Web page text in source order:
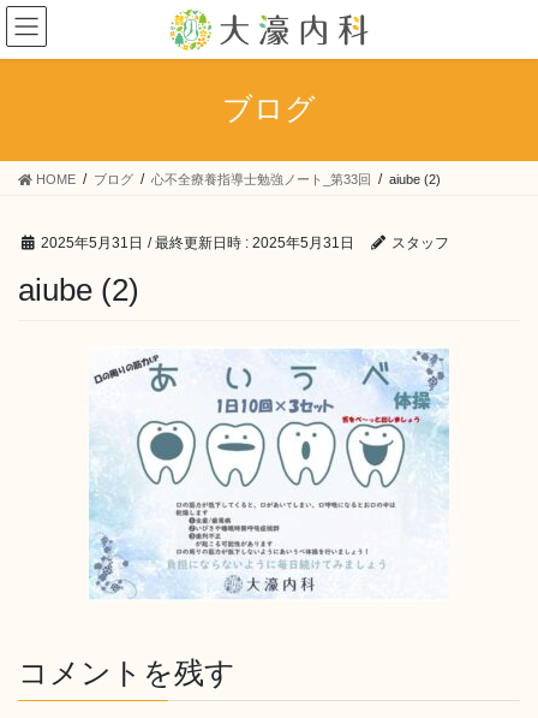
コ
ン
テ
ス
ナ
ビ
ゲ
ン
ブログ
HOME ブログ 心不全療養指導士勉強ノート_第33回 aiube (2)
2025年5月31日 / 最終更新日時 : 2025年5月31日 スタッフ
aiube (2)
コメントを残す